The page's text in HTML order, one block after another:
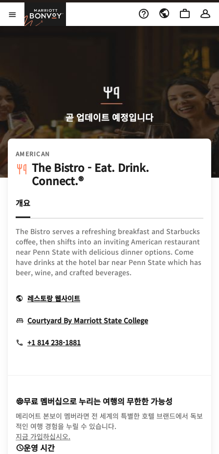
Skip to Content
메뉴 열기
Marriott Bonvoy
곧 업데이트 예정입니다
AMERICAN
The Bistro - Eat. Drink.
Connect.®
개요
The Bistro serves a refreshing breakfast and Starbucks
coffee, then shifts into an inviting American restaurant
near Penn State with delicious dinner options. Come
have drinks at the hotel bar near Penn State which has
beer, wine, and crafted beverages.
레스토랑 웹사이트Opens In New Window
Courtyard By Marriott State CollegeOpens In New
+1 814 238-1881
무료 멤버십으로 누리는 여행의 무한한 가능성
메리어트 본보이 멤버라면 전 세계의 특별한 호텔 브랜드에서 독보
적인 여행 경험을 누릴 수 있습니다.
지금 가입하십시오.
운영 시간